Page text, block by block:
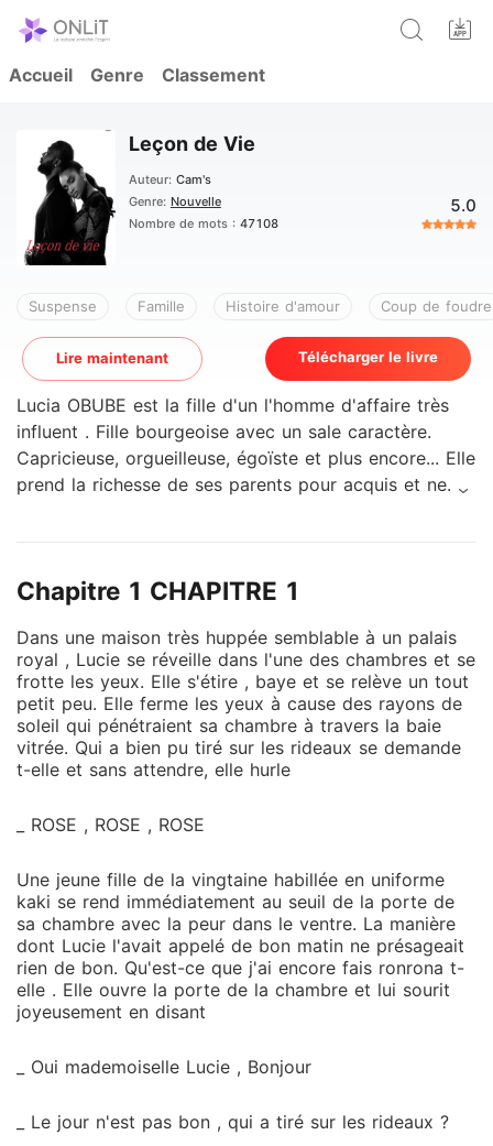
Accueil Genre Classement
Leçon de Vie
Auteur: Cam's
Genre: Nouvelle
Nombre de mots : 47108
5.0
Suspense Famille Histoire d'amour Coup de foudre
Lire maintenant Télécharger le livre
Lucia OBUBE est la fille d'un l'homme d'affaire très
influent . Fille bourgeoise avec un sale caractère.
Capricieuse, orgueilleuse, égoïste et plus encore... Elle
prend la richesse de ses parents pour acquis et ne
Savait-elle que tout pouvait chamboulé en une
le jeu ? Lui, un homme prolétaire, de basse classe ?
Le destin, la vie nous réserve beaucoup trop de
suprise.....
Chapitre 1 CHAPITRE 1
Dans une maison très huppée semblable à un palais
royal , Lucie se réveille dans l'une des chambres et se
frotte les yeux. Elle s'étire , baye et se relève un tout
petit peu. Elle ferme les yeux à cause des rayons de
soleil qui pénétraient sa chambre à travers la baie
vitrée. Qui a bien pu tiré sur les rideaux se demande
t-elle et sans attendre, elle hurle
_ ROSE , ROSE , ROSE
Une jeune fille de la vingtaine habillée en uniforme
kaki se rend immédiatement au seuil de la porte de
sa chambre avec la peur dans le ventre. La manière
dont Lucie l'avait appelé de bon matin ne présageait
rien de bon. Qu'est-ce que j'ai encore fais ronrona t-
elle . Elle ouvre la porte de la chambre et lui sourit
joyeusement en disant
_ Oui mademoiselle Lucie , Bonjour
_ Le jour n'est pas bon , qui a tiré sur les rideaux ?